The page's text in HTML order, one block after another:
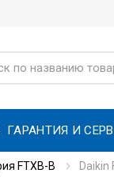
ГАРАНТИЯ И
FTXB-B Daikin